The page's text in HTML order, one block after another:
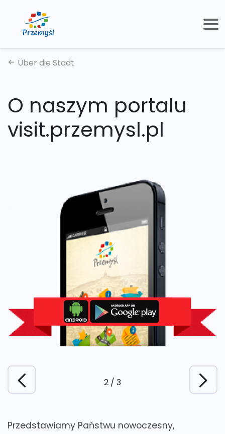
Über die Stadt
O naszym portalu
visit.przemysl.pl
3 / 3
Przedstawiamy Państwu nowoczesny,